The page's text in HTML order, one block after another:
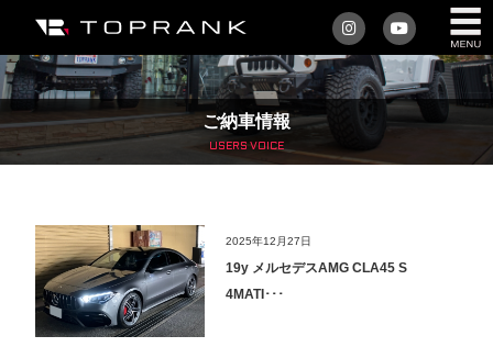
私たちについて
車を買う
アフターサービス
車を売る
ご納車情報
USERS VOICE
2025年12月27日
19y メルセデスAMG CLA45 S
4MATI･･･